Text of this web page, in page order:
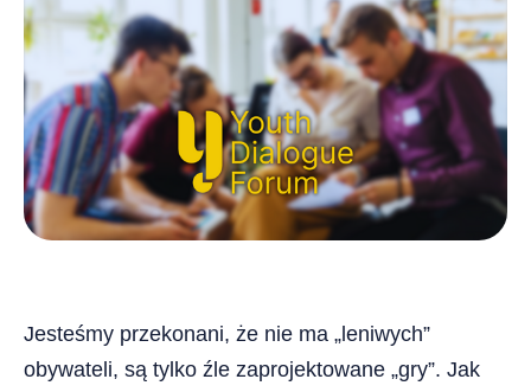
Jesteśmy przekonani, że nie ma „leniwych”
obywateli, są tylko źle zaprojektowane „gry”. Jak